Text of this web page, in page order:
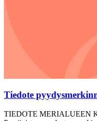
Tiedote
TIEDOTE MERIALUEEN